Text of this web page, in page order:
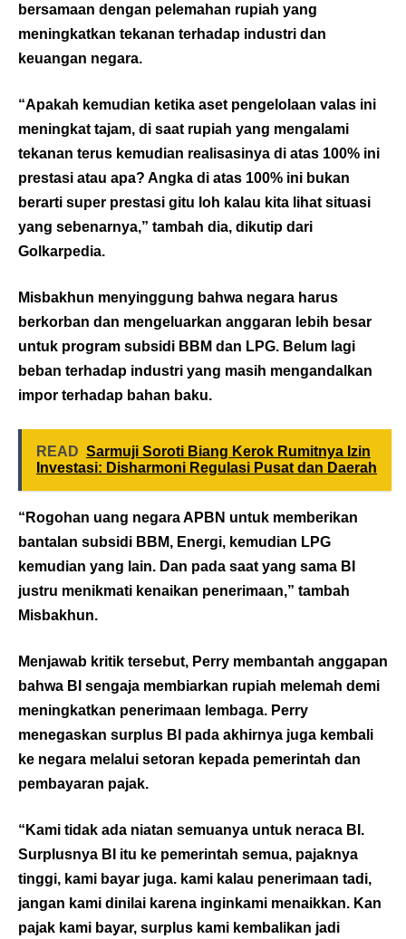
bersamaan dengan pelemahan rupiah yang
meningkatkan tekanan terhadap industri dan
keuangan negara.
“Apakah kemudian ketika aset pengelolaan valas ini
meningkat tajam, di saat rupiah yang mengalami
tekanan terus kemudian realisasinya di atas 100% ini
prestasi atau apa? Angka di atas 100% ini bukan
berarti super prestasi gitu loh kalau kita lihat situasi
yang sebenarnya,” tambah dia, dikutip dari
Golkarpedia.
Misbakhun menyinggung bahwa negara harus
berkorban dan mengeluarkan anggaran lebih besar
untuk program subsidi BBM dan LPG. Belum lagi
beban terhadap industri yang masih mengandalkan
impor terhadap bahan baku.
READ Sarmuji Soroti Biang Kerok Rumitnya Izin
Investasi: Disharmoni Regulasi Pusat dan Daerah
“Rogohan uang negara APBN untuk memberikan
bantalan subsidi BBM, Energi, kemudian LPG
kemudian yang lain. Dan pada saat yang sama BI
justru menikmati kenaikan penerimaan,” tambah
Misbakhun.
Menjawab kritik tersebut, Perry membantah anggapan
bahwa BI sengaja membiarkan rupiah melemah demi
meningkatkan penerimaan lembaga. Perry
menegaskan surplus BI pada akhirnya juga kembali
ke negara melalui setoran kepada pemerintah dan
pembayaran pajak.
“Kami tidak ada niatan semuanya untuk neraca BI.
Surplusnya BI itu ke pemerintah semua, pajaknya
tinggi, kami bayar juga. kami kalau penerimaan tadi,
jangan kami dinilai karena inginkami menaikkan. Kan
pajak kami bayar, surplus kami kembalikan jadi